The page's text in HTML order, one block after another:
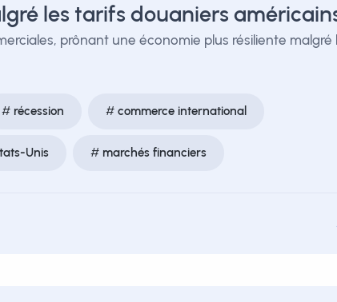
les tarifs douaniers
prônant une économie plus résiliente malgré
récession commerce international
Unis marchés financiers